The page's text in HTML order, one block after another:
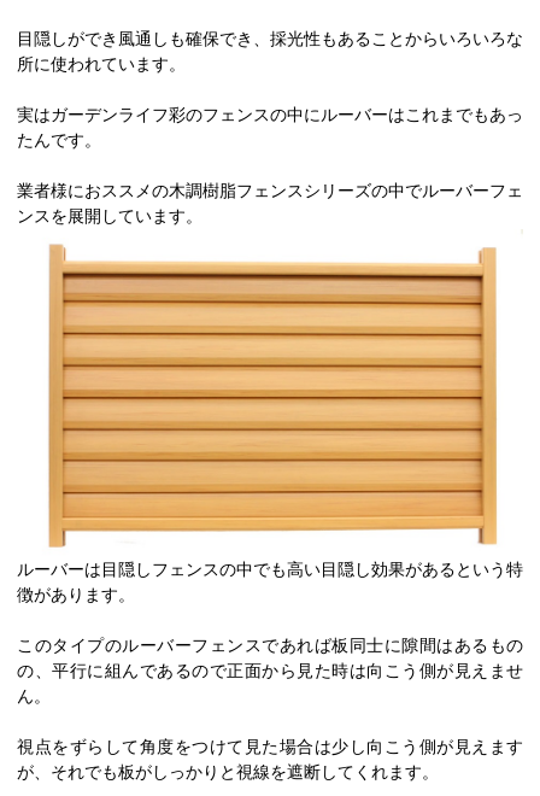
目隠しができ風通しも確保でき、採光性もあることからいろいろな
所に使われています。
実はガーデンライフ彩のフェンスの中にルーバーはこれまでもあっ
たんです。
業者様におススメの木調樹脂フェンスシリーズの中でルーバーフェ
ンスを展開しています。
ルーバーは目隠しフェンスの中でも高い目隠し効果があるという特
徴があります。
このタイプのルーバーフェンスであれば板同士に隙間はあるもの
の、平行に組んであるので正面から見た時は向こう側が見えませ
ん。
視点をずらして角度をつけて見た場合は少し向こう側が見えます
が、それでも板がしっかりと視線を遮断してくれます。